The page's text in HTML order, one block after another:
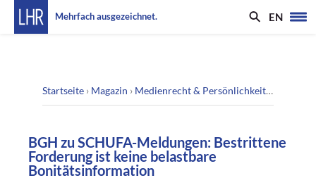
Mehrfach ausgezeichnet. EN
Startseite › Magazin › Medienrecht & Persönlichkeitsrecht
BGH zu SCHUFA-Meldungen: Bestrittene
Forderung ist keine belastbare
Bonitätsinformation